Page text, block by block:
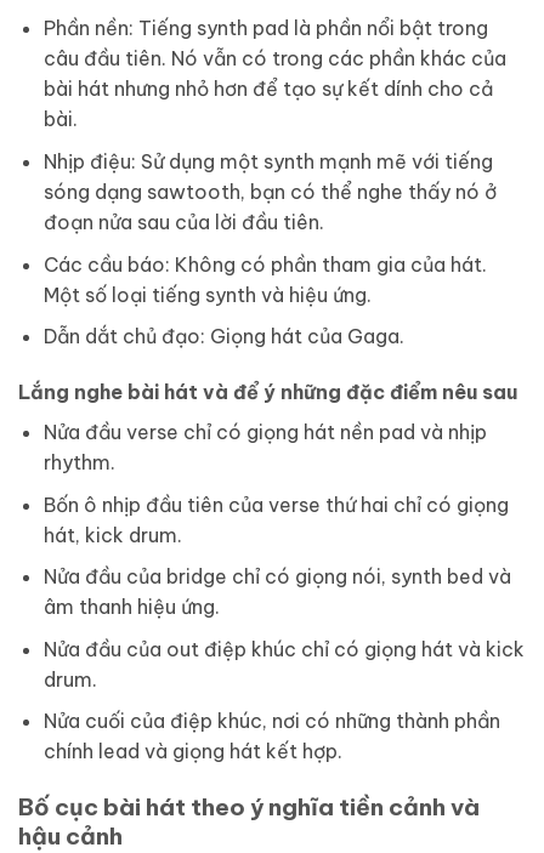
Phần nền: Tiếng synth pad là phần nổi bật trong
câu đầu tiên. Nó vẫn có trong các phần khác của
bài hát nhưng nhỏ hơn để tạo sự kết dính cho cả
bài.
Nhịp điệu: Sử dụng một synth mạnh mẽ với tiếng
sóng dạng sawtooth, bạn có thể nghe thấy nó ở
đoạn nửa sau của lời đầu tiên.
Các cầu báo: Không có phần tham gia của hát.
Một số loại tiếng synth và hiệu ứng.
Dẫn dắt chủ đạo: Giọng hát của Gaga.
Lắng nghe bài hát và để ý những đặc điểm nêu sau
Nửa đầu verse chỉ có giọng hát nền pad và nhịp
rhythm.
Bốn ô nhịp đầu tiên của verse thứ hai chỉ có giọng
hát, kick drum.
Nửa đầu của bridge chỉ có giọng nói, synth bed và
âm thanh hiệu ứng.
Nửa đầu của out điệp khúc chỉ có giọng hát và kick
drum.
Nửa cuối của điệp khúc, nơi có những thành phần
chính lead và giọng hát kết hợp.
Bố cục bài hát theo ý nghĩa tiền cảnh và
hậu cảnh